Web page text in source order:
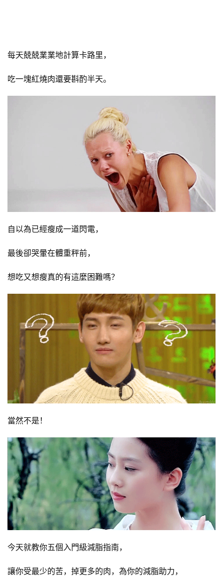
每天兢兢業業地計算卡路里，
吃一塊紅燒肉還要斟酌半天。
自以為已經瘦成一道閃電，
最後卻哭暈在體重秤前，
想吃又想瘦真的有這麼困難嗎？
當然不是！
今天就教你五個入門級減脂指南，
讓你受最少的苦，掉更多的肉，為你的減脂助力，